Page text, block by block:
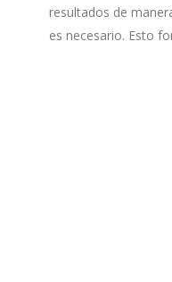
resultados de
es necesario. Esto